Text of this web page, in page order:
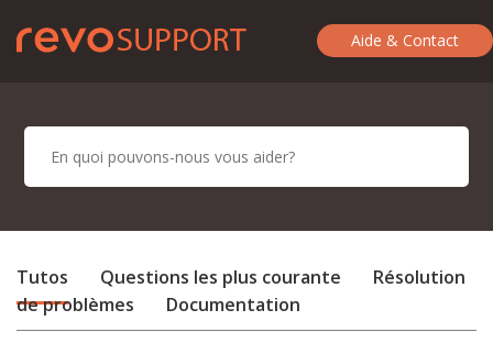
Aide & Contact
Tutos Questions les plus courante
Résolution
de problèmes
Documentation